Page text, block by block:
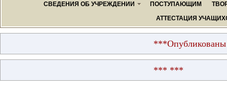
СВЕДЕНИЯ ОБ УЧРЕЖДЕНИИ ПОСТУПАЮЩИМ
АТТЕСТАЦИЯ
***Опубликованы
*** ***